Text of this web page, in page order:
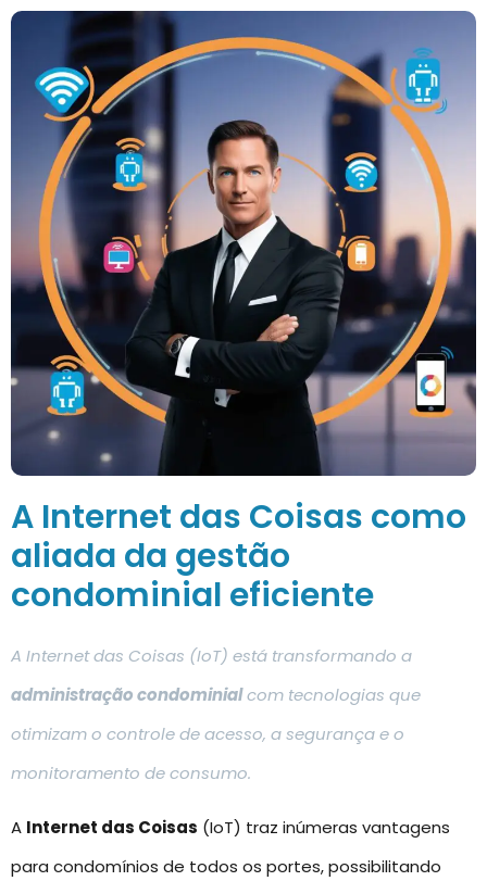
A Internet das Coisas como
aliada da gestão
condominial eficiente
A Internet das Coisas (IoT) está transformando a
administração condominialcom tecnologias que
otimizam o controle de acesso, a segurança e o
monitoramento de consumo.
A Internet das Coisas (IoT) traz inúmeras vantagens
para condomínios de todos os portes, possibilitando